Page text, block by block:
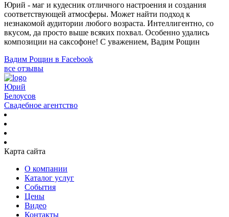
Юрий - маг и кудесник отличного настроения и создания
соответствующей атмосферы. Может найти подход к
незнакомой аудитории любого возраста. Интеллигентно, со
вкусом, да просто выше всяких похвал. Особенно удались
композиции на саксофоне! С уважением, Вадим Рощин
Вадим Рощин в Facebook
все отзывы
Юрий
Белоусов
Свадебное агентство
Карта сайта
О компании
Каталог услуг
События
Цены
Видео
Контакты